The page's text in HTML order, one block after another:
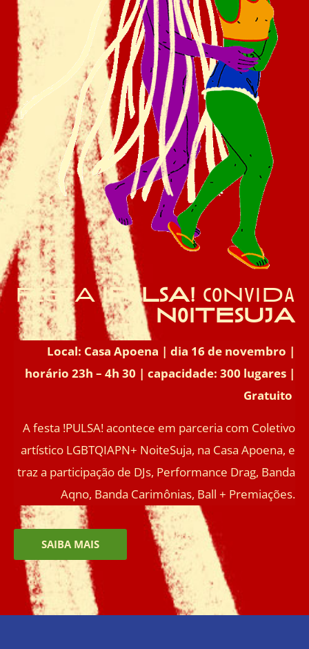
FeStA!PuLsA! coNviDa
NoiTEsUjA
Local: Casa Apoena | dia 16 de novembro |
horário 23h – 4h 30 | capacidade: 300 lugares |
Gratuito
A festa !PULSA! acontece em parceria com Coletivo
artístico LGBTQIAPN+ NoiteSuja, na Casa Apoena, e
traz a participação de DJs, Performance Drag, Banda
Aqno, Banda Carimônias, Ball + Premiações.
SAIBA MAIS